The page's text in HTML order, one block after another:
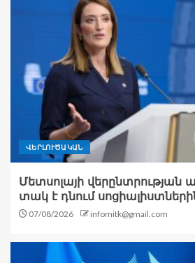
ՎԵՐԼՈՒԾԱԿԱՆ
Մետսոլայի վերընտրության
տակ է դնում
07/08/2026 infomitk@gmail.com